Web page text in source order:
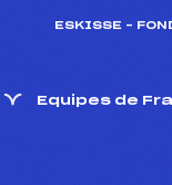
ESKISSE –
Equipes de